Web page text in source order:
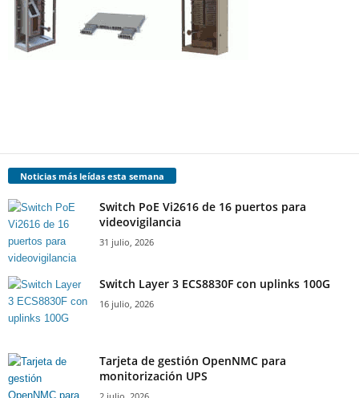
Noticias más leídas esta semana
Switch PoE Vi2616 de 16 puertos para
videovigilancia
31 julio, 2026
Switch Layer 3 ECS8830F con uplinks 100G
16 julio, 2026
Tarjeta de gestión OpenNMC para
monitorización UPS